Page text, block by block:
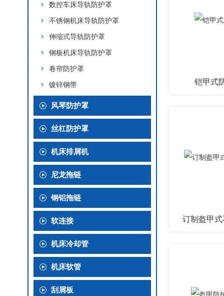
数控车床导轨防护罩
不锈钢机床导轨防护罩
伸缩式导轨防护罩
钢板机床导轨防护罩
卷帘防护罩
镀锌钢带
风琴防护罩
丝杠防护罩
机床排屑机
尼龙拖链
钢铝拖链
软连接
机床冷却管
机床软管
刮屑板
铠甲式
订制盔甲